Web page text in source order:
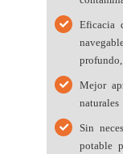
Eficacia
Mejor
Sin
potable